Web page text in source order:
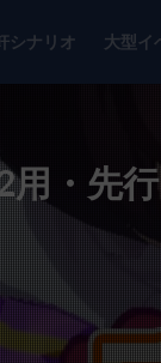
シナリオ 大型イ
チャ
リー
用・先